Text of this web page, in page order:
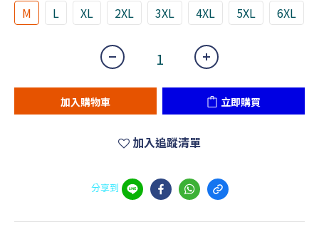
M L XL 2XL 3XL 4XL 5XL 6XL
加入購物車 立即購買
加入追蹤清單
分享到